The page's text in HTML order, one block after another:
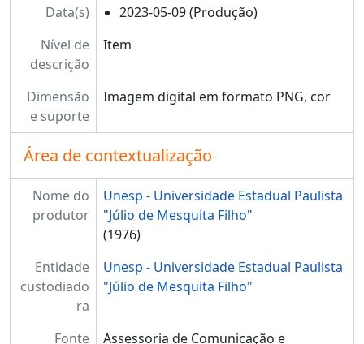
Data(s)
2023-05-09 (Produção)
Nível de
descrição
Item
Dimensão
e suporte
Imagem digital em formato PNG, cor
Área de contextualização
Nome do
produtor
Unesp - Universidade Estadual Paulista
"Júlio de Mesquita Filho"
(1976)
Entidade
custodiado
ra
Unesp - Universidade Estadual Paulista
"Júlio de Mesquita Filho"
Fonte Assessoria de Comunicação e